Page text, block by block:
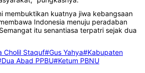
membuktikan kuatnya jiwa kebangsaan
Indonesia menuju peradaban
itu senantiasa terpatri sejak dua
Cholil Staquf#Gus Yahya#Kabupaten
Abad PPBU#Ketum PBNU